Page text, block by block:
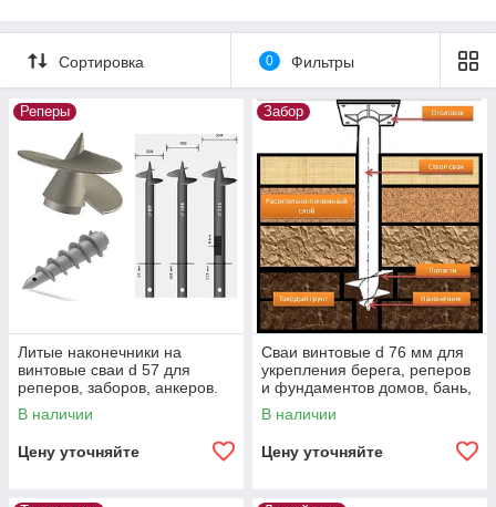
Сортировка 0 Фильтры
Реперы
Литые наконечники на
винтовые сваи d 57 для
реперов, заборов, анкеров.
Устройство свайно-винтового
фундамента
В наличии
Цену уточняйте
Забор
Сваи винтовые d 76 мм для
укрепления берега, реперов
и фундаментов домов, бань,
заборов, опор ЛЭП
В наличии
Цену уточняйте